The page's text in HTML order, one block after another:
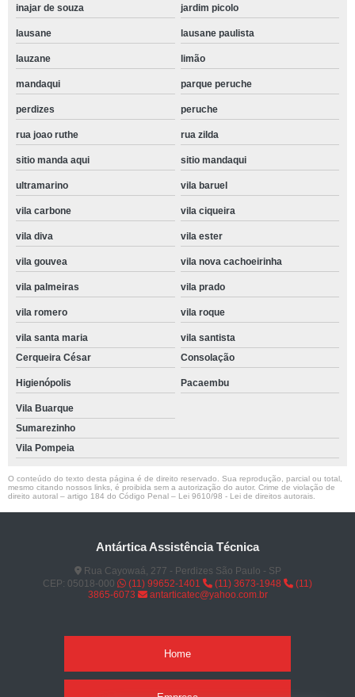
inajar de souza jardim picolo
lausane lausane paulista
lauzane limão
mandaqui parque peruche
perdizes peruche
rua joao ruthe rua zilda
sitio manda aqui sitio mandaqui
ultramarino vila baruel
vila carbone vila ciqueira
vila diva vila ester
vila gouvea vila nova cachoeirinha
vila palmeiras vila prado
vila romero vila roque
vila santa maria
vila santista
Cerqueira César
Consolação
Higienópolis Pacaembu
Vila Buarque
Sumarezinho
Vila Pompeia
O conteúdo do texto desta página é de direito reservado. Sua reprodução, parcial ou total,
mesmo citando nossos links, é proibida sem a autorização do autor. Crime de violação de
direito autoral – artigo 184 do Código Penal – Lei 9610/98 - Lei de direitos autorais
Antártica Assistência Técnica
Rua Cayowaá, 277 - Perdizes São Paulo - SP
CEP: 05018-000
(11) 99652-1401 (11) 3673-1948
(11)
3865-6073
antarticatec@yahoo.com.br
Home